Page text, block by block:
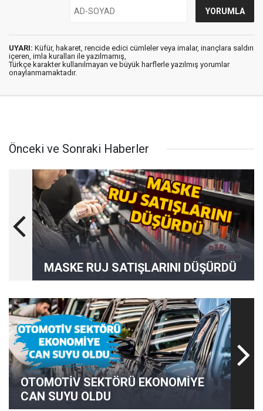
UYARI: Küfür, hakaret, rencide edici cümleler veya imalar, inançlara saldırı
içeren, imla kuralları ile yazılmamış,
Türkçe karakter kullanılmayan ve büyük harflerle yazılmış yorumlar
onaylanmamaktadır.
Önceki ve Sonraki Haberler
MASKE RUJ SATIŞLARINI DÜŞÜRDÜ
OTOMOTİV SEKTÖRÜ EKONOMİYE
CAN SUYU OLDU